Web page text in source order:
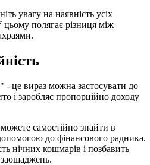
увагу на наявність усіх
полягає різниця між
- це вираз можна застосувати до
і заробляє пропорційно доходу
самостійно знайти в
до фінансового радника.
нічних кошмарів і позбавить
заощаджень.